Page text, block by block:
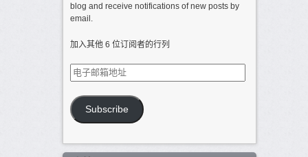
blog and receive notifications of new posts by
email.
加入其他 6 位订阅者的行列
电
子
箱
地
Subscribe